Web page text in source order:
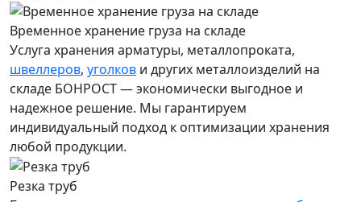
Временное хранение груза на складе
Услуга хранения арматуры, металлопроката,
швеллеров, уголков и других металлоизделий на
складе БОНРОСТ — экономически выгодное и
надежное решение. Мы гарантируем
индивидуальный подход к оптимизации хранения
любой продукции.
Резка труб